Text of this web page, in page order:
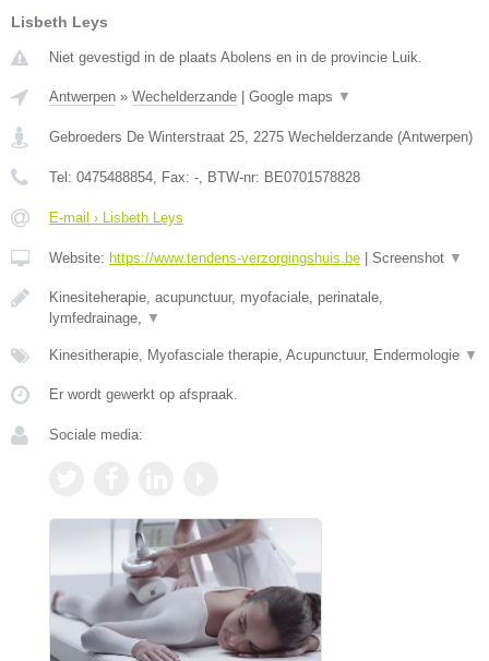
Lisbeth Leys
Niet gevestigd in de plaats Abolens en in de provincie Luik.
Antwerpen » Wechelderzande | Google maps ▼
Gebroeders De Winterstraat 25 2275 Wechelderzande (Antwerpen)
Tel: 0475488854 , Fax: - , BTW-nr: BE0701578828
E-mail › Lisbeth Leys
Website: https://www.tendens-verzorgingshuis.be | Screenshot ▼
Kinesiteherapie, acupunctuur, myofaciale, perinatale,
lymfedrainage,
▼
Kinesitherapie, Myofasciale therapie, Acupunctuur, Endermologie ▼
Er wordt gewerkt op afspraak.
Sociale media: